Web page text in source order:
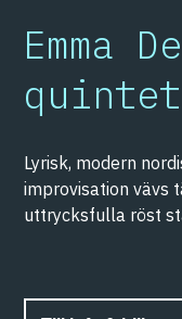
Emma
quintet
Lyrisk, modern
improvisation vävs
uttrycksfulla röst